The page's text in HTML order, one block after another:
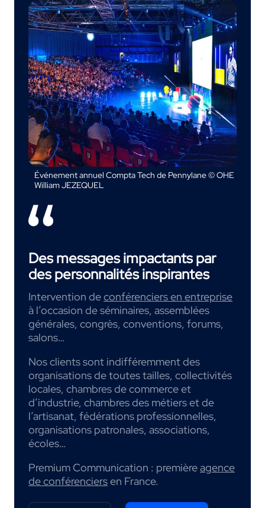
Événement annuel Compta Tech de Pennylane © OHE
William JEZEQUEL
Des messages impactants par
des personnalités inspirantes
Intervention deconférenciers en entreprise
à l’occasion de séminaires, assemblées
générales, congrès, conventions, forums,
salons…
Nos clients sont indifféremment des
organisations de toutes tailles, collectivités
locales, chambres de commerce et
d’industrie, chambres des métiers et de
l’artisanat, fédérations professionnelles,
organisations patronales, associations,
écoles…
Premium Communication : premièreagence
de conférenciersen France.